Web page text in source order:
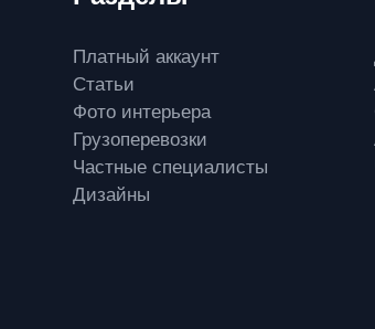
Платный аккаунт
Статьи
Фото интерьера
Грузоперевозки
Частные специалисты
Дизайны